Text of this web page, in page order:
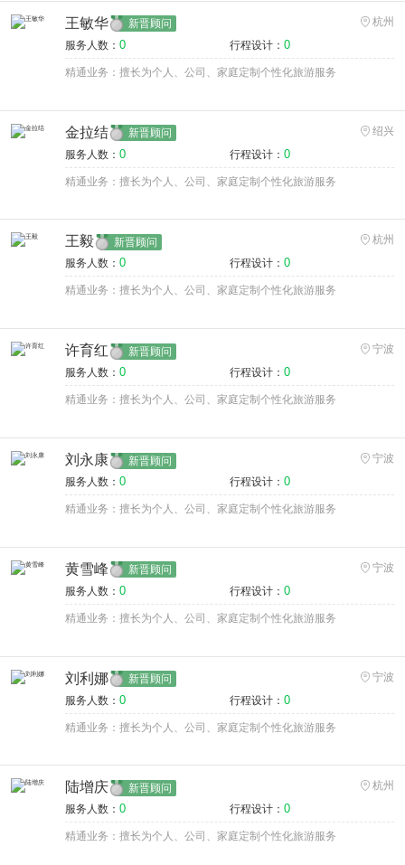
王敏华 新晋顾问
杭州
服务人数： 0 行程设计： 0
精通业务：擅长为个人、公司、家庭定制个性化旅游服务
金拉结 新晋顾问
绍兴
服务人数： 0 行程设计： 0
精通业务：擅长为个人、公司、家庭定制个性化旅游服务
王毅 新晋顾问
杭州
服务人数： 0 行程设计： 0
精通业务：擅长为个人、公司、家庭定制个性化旅游服务
许育红 新晋顾问
宁波
服务人数： 0 行程设计： 0
精通业务：擅长为个人、公司、家庭定制个性化旅游服务
刘永康 新晋顾问
宁波
服务人数： 0 行程设计： 0
精通业务：擅长为个人、公司、家庭定制个性化旅游服务
黄雪峰 新晋顾问
宁波
服务人数： 0 行程设计： 0
精通业务：擅长为个人、公司、家庭定制个性化旅游服务
刘利娜 新晋顾问
宁波
服务人数： 0 行程设计： 0
精通业务：擅长为个人、公司、家庭定制个性化旅游服务
陆增庆 新晋顾问
杭州
服务人数： 0 行程设计： 0
精通业务：擅长为个人、公司、家庭定制个性化旅游服务